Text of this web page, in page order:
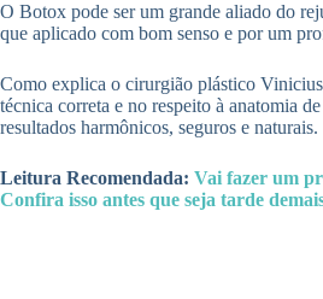
O Botox pode ser um grande aliado do
que aplicado com bom senso e por um
Como explica o cirurgião plástico
técnica correta e no respeito à anatomia
resultados harmônicos, seguros e naturais.
Leitura Recomendada: Vai fazer um
Confira isso antes que seja tarde